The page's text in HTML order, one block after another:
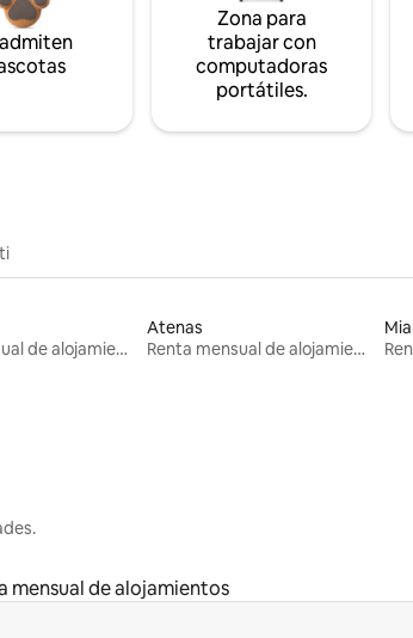
Zona para
trabajar con
computadoras
portátiles.
Renta mensual de alojamientos
Atenas
Renta mensual de alojamientos
mensual de alojamientos